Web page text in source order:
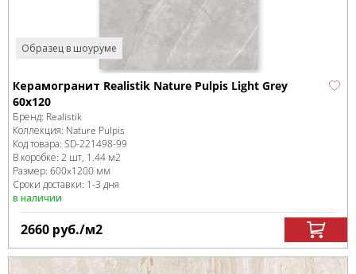
Образец в шоуруме
Керамогранит Realistik Nature Pulpis Light Grey
60x120
Бренд: Realistik
Коллекция: Nature Pulpis
Код товара: SD-221498-99
В коробке: 2 шт, 1.44 м2
Размер: 600x1200 мм
Сроки доставки: 1-3 дня
в наличии
2660 руб./м2